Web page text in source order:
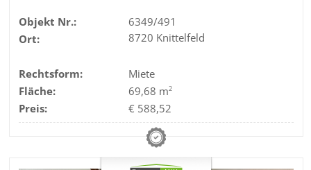
Objekt Nr.:
6349/491
Ort:
8720 Knittelfeld
Rechtsform:
Miete
Fläche:
69,68 m2
Preis: € 588,52